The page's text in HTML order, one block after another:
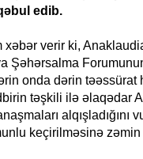
edib.
xəbər verir ki,
Şəhərsalma
onda dərin təəssürat
təşkili ilə əlaqədar
alqışladığını
keçirilməsinə zəmin